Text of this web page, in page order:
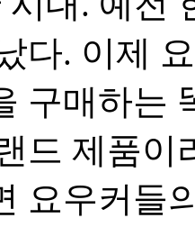
다. 이제
구매하는
드 제품이
요우커들